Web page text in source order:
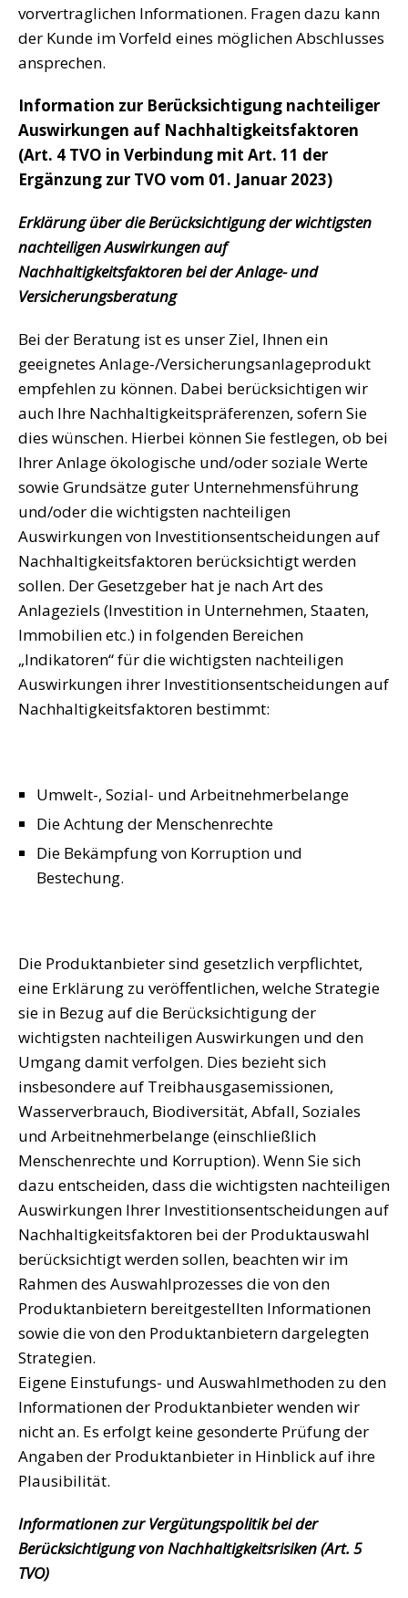
vorvertraglichen Informationen. Fragen dazu kann
der Kunde im Vorfeld eines möglichen Abschlusses
ansprechen.
Information zur Berücksichtigung nachteiliger
Auswirkungen auf Nachhaltigkeitsfaktoren
(Art. 4 TVO in Verbindung mit Art. 11 der
Ergänzung zur TVO vom 01. Januar 2023)
Erklärung über die Berücksichtigung der wichtigsten
nachteiligen Auswirkungen auf
Nachhaltigkeitsfaktoren bei der Anlage- und
Versicherungsberatung
Bei der Beratung ist es unser Ziel, Ihnen ein
geeignetes Anlage-/Versicherungsanlageprodukt
empfehlen zu können. Dabei berücksichtigen wir
auch Ihre Nachhaltigkeitspräferenzen, sofern Sie
dies wünschen. Hierbei können Sie festlegen, ob bei
Ihrer Anlage ökologische und/oder soziale Werte
sowie Grundsätze guter Unternehmensführung
und/oder die wichtigsten nachteiligen
Auswirkungen von Investitionsentscheidungen auf
Nachhaltigkeitsfaktoren berücksichtigt werden
sollen. Der Gesetzgeber hat je nach Art des
Anlageziels (Investition in Unternehmen, Staaten,
Immobilien etc.) in folgenden Bereichen
„Indikatoren“ für die wichtigsten nachteiligen
Auswirkungen ihrer Investitionsentscheidungen auf
Nachhaltigkeitsfaktoren bestimmt:
Umwelt-, Sozial- und Arbeitnehmerbelange
Die Achtung der Menschenrechte
Die Bekämpfung von Korruption und
Bestechung.
Die Produktanbieter sind gesetzlich verpflichtet,
eine Erklärung zu veröffentlichen, welche Strategie
sie in Bezug auf die Berücksichtigung der
wichtigsten nachteiligen Auswirkungen und den
Umgang damit verfolgen. Dies bezieht sich
insbesondere auf Treibhausgasemissionen,
Wasserverbrauch, Biodiversität, Abfall, Soziales
und Arbeitnehmerbelange (einschließlich
Menschenrechte und Korruption). Wenn Sie sich
dazu entscheiden, dass die wichtigsten nachteiligen
Auswirkungen Ihrer Investitionsentscheidungen auf
Nachhaltigkeitsfaktoren bei der Produktauswahl
berücksichtigt werden sollen, beachten wir im
Rahmen des Auswahlprozesses die von den
Produktanbietern bereitgestellten Informationen
sowie die von den Produktanbietern dargelegten
Strategien.
Eigene Einstufungs- und Auswahlmethoden zu den
Informationen der Produktanbieter wenden wir
nicht an. Es erfolgt keine gesonderte Prüfung der
Angaben der Produktanbieter in Hinblick auf ihre
Plausibilität.
Informationen zur Vergütungspolitik bei der
Berücksichtigung von Nachhaltigkeitsrisiken (Art. 5
TVO)